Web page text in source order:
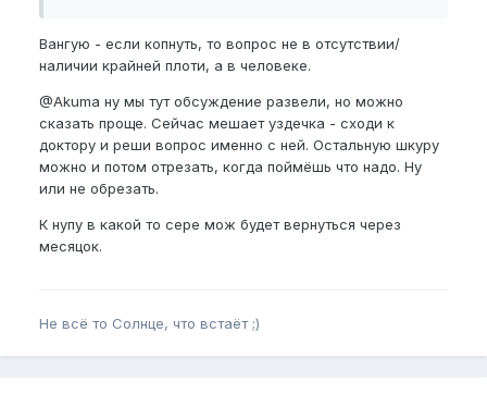
Вангую - если копнуть, то вопрос не в отсутствии/
наличии крайней плоти, а в человеке.
@Akuma ну мы тут обсуждение развели, но можно
сказать проще. Сейчас мешает уздечка - сходи к
доктору и реши вопрос именно с ней. Остальную шкуру
можно и потом отрезать, когда поймёшь что надо. Ну
или не обрезать.
К нупу в какой то сере мож будет вернуться через
месяцок.
Не всё то Солнце, что встаёт ;)